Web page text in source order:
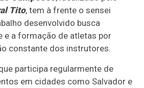
Tito, tem à frente o sensei
desenvolvido busca
e a formação de atletas por
constante dos instrutores.
participa regularmente de
em cidades como Salvador e